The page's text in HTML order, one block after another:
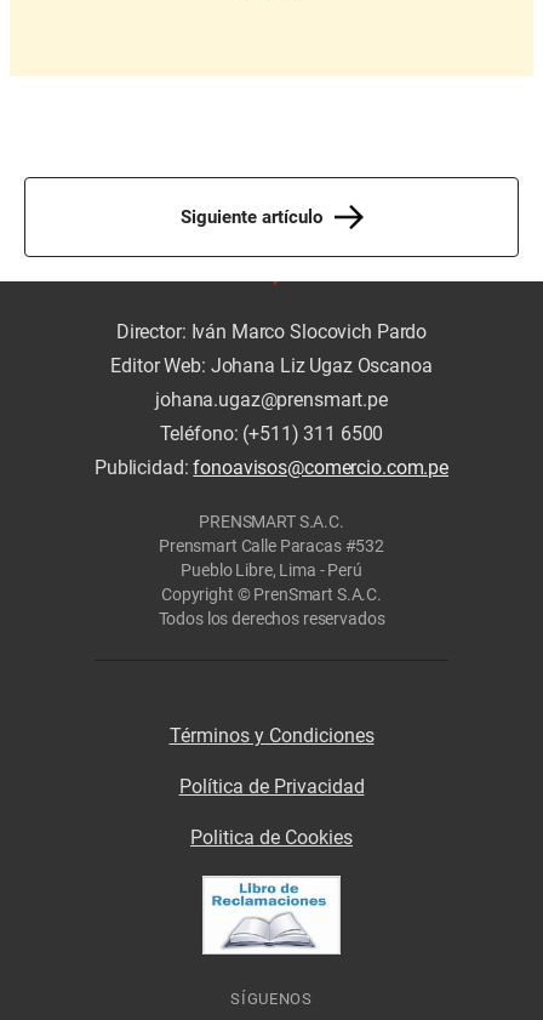
Siguiente artículo
Director: Iván Marco Slocovich Pardo
Editor Web: Johana Liz Ugaz Oscanoa
johana.ugaz@prensmart.pe
Teléfono: (+511) 311 6500
Publicidad:fonoavisos@comercio.com.pe
PRENSMART S.A.C.
Prensmart Calle Paracas #532
Pueblo Libre, Lima - Perú
Copyright © PrenSmart S.A.C.
Todos los derechos reservados
Términos y Condiciones
Política de Privacidad
Politica de Cookies
SÍGUENOS